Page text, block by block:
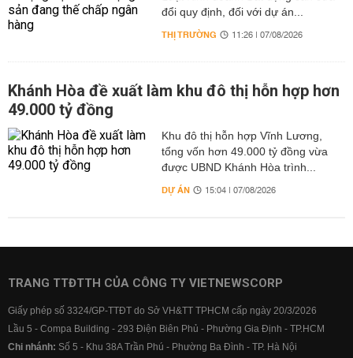
đổi quy định, đối với dự án...
THỊ TRƯỜNG 11:26 | 07/08/2026
Khánh Hòa đề xuất làm khu đô thị hỗn hợp hơn
49.000 tỷ đồng
Khu đô thị hỗn hợp Vĩnh Lương,
tổng vốn hơn 49.000 tỷ đồng vừa
được UBND Khánh Hòa trình...
DỰ ÁN 15:04 | 07/08/2026
TRANG TTĐTTH CỦA CÔNG TY VIETNEWSCORP
Giấy phép số 3324/GP-TTĐT do Sở VH&TT TPHCM cấp ngày 20/3/2026
Lầu 5 - Compa Building - 293 Điện Biên Phủ - Phường Gia Định - TP.HCM
Chi nhánh: Số 5 - Khu 38A Trần Phú - Phường Ba Đình - TP. Hà Nội